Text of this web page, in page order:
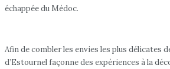
échappée du Médoc.
Afin de combler les envies les plus délicates
d’Estournel façonne des expériences à la